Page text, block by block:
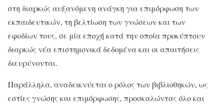
στη διαρκώς αυξανόμενη ανάγκη για επιμόρφωση των
εκπαιδευτικών, τη βελτίωση των γνώσεων και των
εφοδίων τους, σε μία εποχή κατά την οποία προκύπτουν
διαρκώς νέα επιστημονικά δεδομένα και οι απαιτήσεις
διευρύνονται.
Παράλληλα, αναδεικνύεται ο ρόλος των βιβλιοθηκών, ως
εστίες γνώσης και επιμόρφωσης, προσκαλώντας όλο και